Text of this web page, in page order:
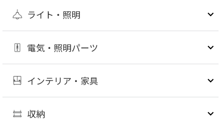
ライト・照明
電気・照明パーツ
インテリア・家具
収納